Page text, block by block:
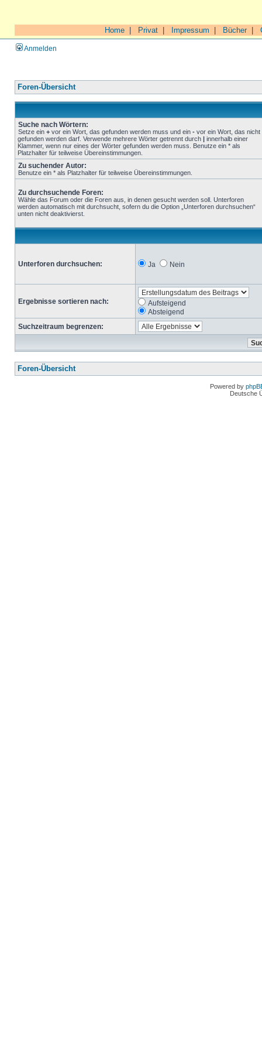
Home Privat Impressum Bücher|
Anmelden
Foren-Übersicht
Suche nach Wörtern:
Setze ein + vor ein Wort, das gefunden werden muss und ein - vor ein Wort, das nicht
gefunden werden darf. Verwende mehrere Wörter getrennt durch | innerhalb einer
Klammer, wenn nur eines der Wörter gefunden werden muss. Benutze ein * als
Platzhalter für teilweise Übereinstimmungen.
Zu suchender Autor:
Benutze ein * als Platzhalter für teilweise Übereinstimmungen.
Zu durchsuchende Foren:
Wähle das Forum oder die Foren aus, in denen gesucht werden soll. Unterforen
werden automatisch mit durchsucht, sofern du die Option „Unterforen durchsuchen“
unten nicht deaktivierst.
Unterforen durchsuchen: Ja Nein
Ergebnisse sortieren nach:
Aufsteigend
Absteigend
Suchzeitraum begrenzen:
Foren-Übersicht
Powered by
Deutsche